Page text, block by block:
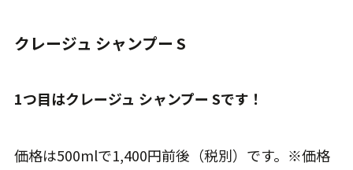
クレージュ シャンプー S
1つ目はクレージュ シャンプー Sです！
価格は500mlで1,400円前後（税別）です。※価格